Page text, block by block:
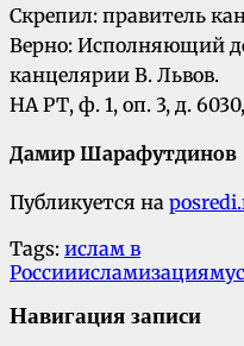
Скрепил: правитель
Верно: Исполняющий
канцелярии В. Львов.
НА РТ, ф. 1, оп. 3, д.
Дамир Шарафутдинов
Публикуется на
Tags: ислам в
Россииисламизация
Навигация записи